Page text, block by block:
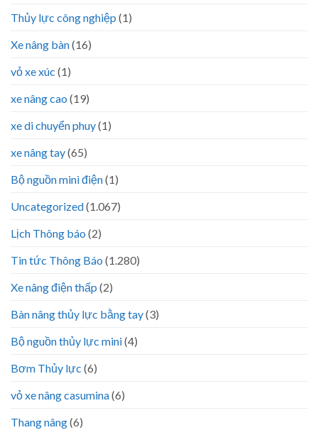
Thủy lực công nghiệp (1)
Xe nâng bàn(16)
vỏ xe xúc (1)
xe nâng cao (19)
xe di chuyển phuy(1)
xe nâng tay(65)
Bộ nguồn mini điện(1)
Uncategorized(1.067)
Lịch Thông báo (2)
Tin tức Thông Báo (1.280)
Xe nâng điện thấp (2)
Bàn nâng thủy lực bằng tay(3)
Bộ nguồn thủy lực mini(4)
Bơm Thủy lực (6)
vỏ xe nâng casumina(6)
Thang nâng(6)